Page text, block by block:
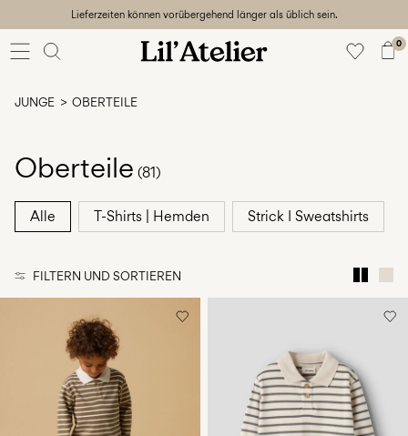
Lieferzeiten können vorübergehend länger als üblich sein.
0
Baby
Unisex
56-
Anmelden
JUNGE OBERTEILE
Oberteile (81)
Alle T-Shirts | Hemden Strick I Sweatshirts
FILTERN UND SORTIEREN